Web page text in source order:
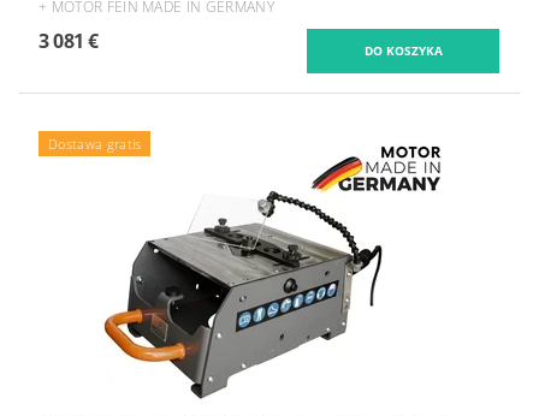
+ MOTOR FEIN MADE IN GERMANY
3 081 €
Dostawa gratis